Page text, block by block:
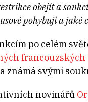
obejít a
pohybují a
po celém
francouzských
známá svými
novinářů